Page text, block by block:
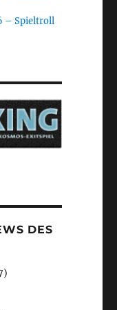
– Spieltroll
DES